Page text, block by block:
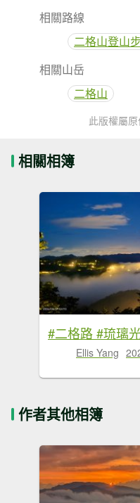
相關路線
二格山登山
相關山岳
二格山
此版權屬
相關相簿
Ellis Yang
作者其他相簿